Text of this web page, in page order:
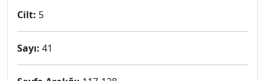
Cilt: 5
Sayı: 41